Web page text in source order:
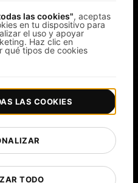
| Términos y condiciones |
de datos |
las cookies", aceptas
en tu dispositivo para
el uso y apoyar
Haz clic en
qué tipos de cookies
TODO
LAS COOKIES